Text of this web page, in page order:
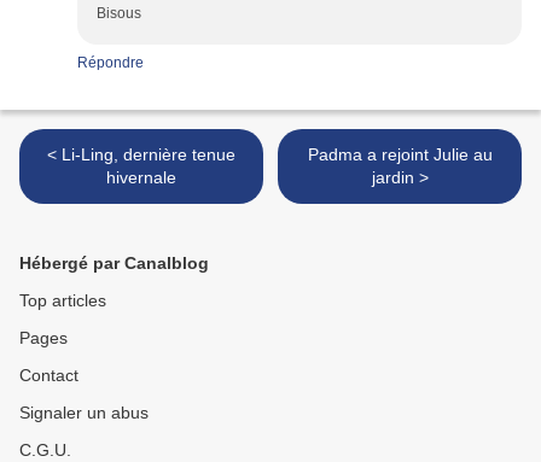
Bisous
Répondre
< Li-Ling, dernière tenue
hivernale
Padma a rejoint Julie au
jardin >
Hébergé par Canalblog
Top articles
Pages
Contact
Signaler un abus
C.G.U.